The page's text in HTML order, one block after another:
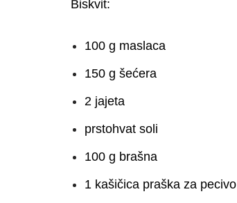
Biskvit:
100 g maslaca
150 g šećera
2 jajeta
prstohvat soli
100 g brašna
1 kašičica praška za pecivo